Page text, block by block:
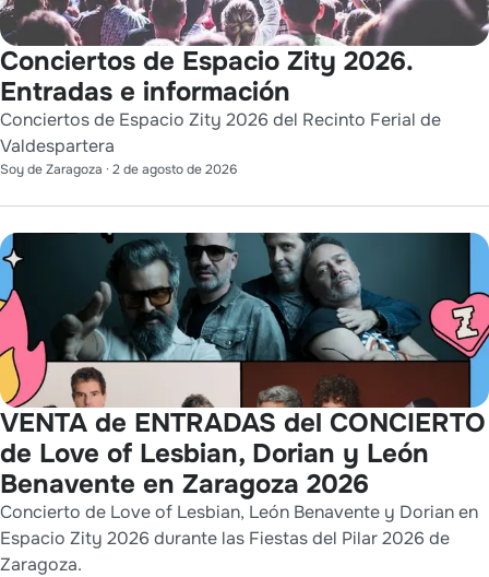
Conciertos de Espacio Zity 2026.
Entradas e información
Conciertos de Espacio Zity 2026 del Recinto Ferial de
Valdespartera
Soy de Zaragoza · 2 de agosto de 2026
VENTA de ENTRADAS del CONCIERTO
de Love of Lesbian, Dorian y León
Benavente en Zaragoza 2026
Concierto de Love of Lesbian, León Benavente y Dorian en
Espacio Zity 2026 durante las Fiestas del Pilar 2026 de
Zaragoza.